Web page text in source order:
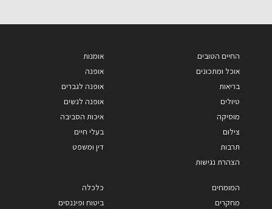
החיים הטובים
אוכל ומתכונים
בריאות
טיולים
מוסיקה
צילום
תרבות
הצהרת נגישות
אומנות
אופנה
אופנה לגברים
אופנה לנשים
איכות הסביבה
בעלי חיים
דין ומשפט
המומחים
מחקרים
כלכלה
ביטוח ופיננסים